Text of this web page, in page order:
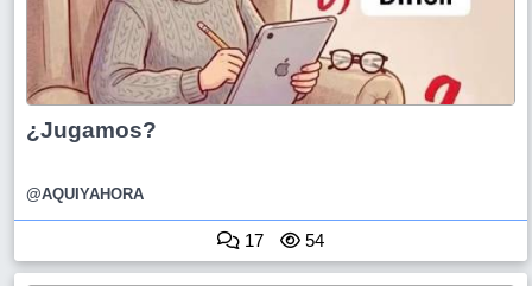
¿Jugamos?
@AQUIYAHORA
17 54